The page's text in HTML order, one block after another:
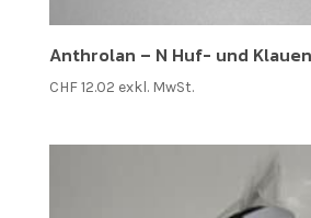
Anthrolan – N Huf- und
CHF12.02 exkl. MwSt.